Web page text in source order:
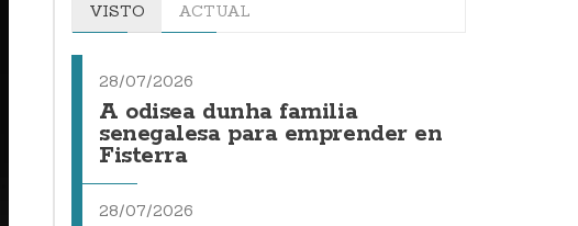
VISTO ACTUAL
28/07/2026
A odisea dunha familia
senegalesa para emprender en
Fisterra
28/07/2026